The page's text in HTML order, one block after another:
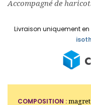
Accompagné de
Livraison uniquement
COMPOSITION :